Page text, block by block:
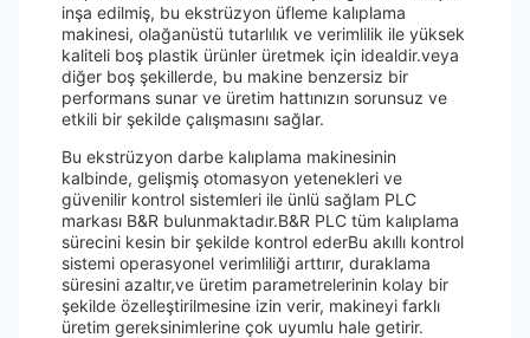
inşa edilmiş, bu ekstrüzyon üfleme kalıplama
makinesi, olağanüstü tutarlılık ve verimlilik ile yüksek
kaliteli boş plastik ürünler üretmek için idealdir.veya
diğer boş şekillerde, bu makine benzersiz bir
performans sunar ve üretim hattınızın sorunsuz ve
etkili bir şekilde çalışmasını sağlar.
Bu ekstrüzyon darbe kalıplama makinesinin
kalbinde, gelişmiş otomasyon yetenekleri ve
güvenilir kontrol sistemleri ile ünlü sağlam PLC
markası B&R bulunmaktadır.B&R PLC tüm kalıplama
sürecini kesin bir şekilde kontrol ederBu akıllı kontrol
sistemi operasyonel verimliliği arttırır, duraklama
süresini azaltır,ve üretim parametrelerinin kolay bir
şekilde özelleştirilmesine izin verir, makineyi farklı
üretim gereksinimlerine çok uyumlu hale getirir.